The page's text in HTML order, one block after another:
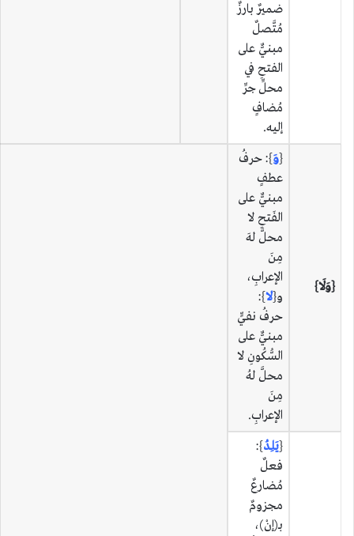
ضميرٌ بارزٌ
مُتَّصلٌ
مبنيٌّ على
الفتحِ في
محلِّ جرِّ
مُضافٍ
إليه.
{وَلَا}
{وَ}: حرفُ
عطفٍ
مبنيٌّ على
الفَتحِ لا
محلَّ لهَ
مِنَ
الإعرابِ،
و{لا}:
حرفُ نفيٍّ
مبنيٌّ على
السُّكُونِ لا
محلَّ لهُ
مِنَ
الإعرابِ.
{يَلِدُ}:
فعلٌ
مُضارعٌ
مجزومٌ
بـ(إنْ)،